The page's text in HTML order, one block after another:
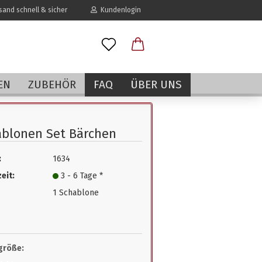
schnell & sicher Kundenlogin
vergessen?
ZUBEHÖR FAQ ÜBER UNS
Set Bärchen
1634
3 - 6 Tage *
1 Schablone